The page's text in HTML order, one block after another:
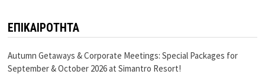
ΕΠΙΚΑΙΡΟΤΗΤΑ
Autumn Getaways & Corporate Meetings: Special Packages for
September & October 2026 at Simantro Resort!